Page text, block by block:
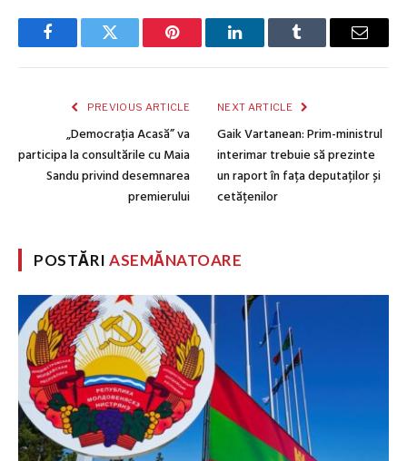
FacebookTwitter Pinterest LinkedInTumblr Email
PREVIOUS ARTICLE
„Democrația Acasă” va
participa la consultările cu Maia
Sandu privind desemnarea
premierului
NEXT ARTICLE
Gaik Vartanean: Prim-ministrul
interimar trebuie să prezinte
un raport în fața deputaților și
cetățenilor
POSTĂRIASEMĂNATOARE